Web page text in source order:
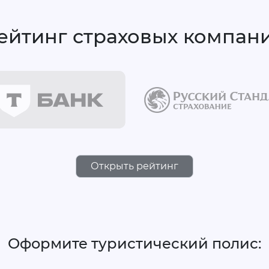
страховых
Открыть рейтинг
Оформите туристический полис: